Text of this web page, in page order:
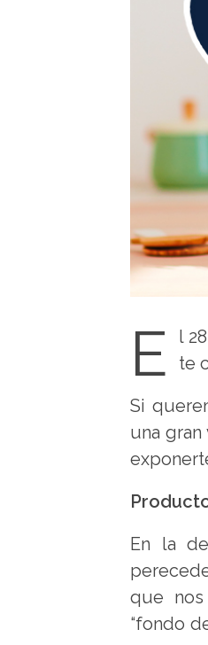
E
l
te
Si
una
En la
que nos
“fondo